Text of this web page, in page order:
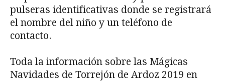
pulseras identificativas donde se registrará
el nombre del niño y un teléfono de
contacto.
Toda la información sobre las Mágicas
Navidades de Torrejón de Ardoz 2019 en